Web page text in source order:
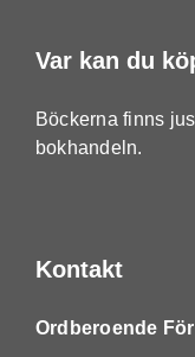
Var kan du
Böckerna finns
bokhandeln.
Kontakt
Ordberoende